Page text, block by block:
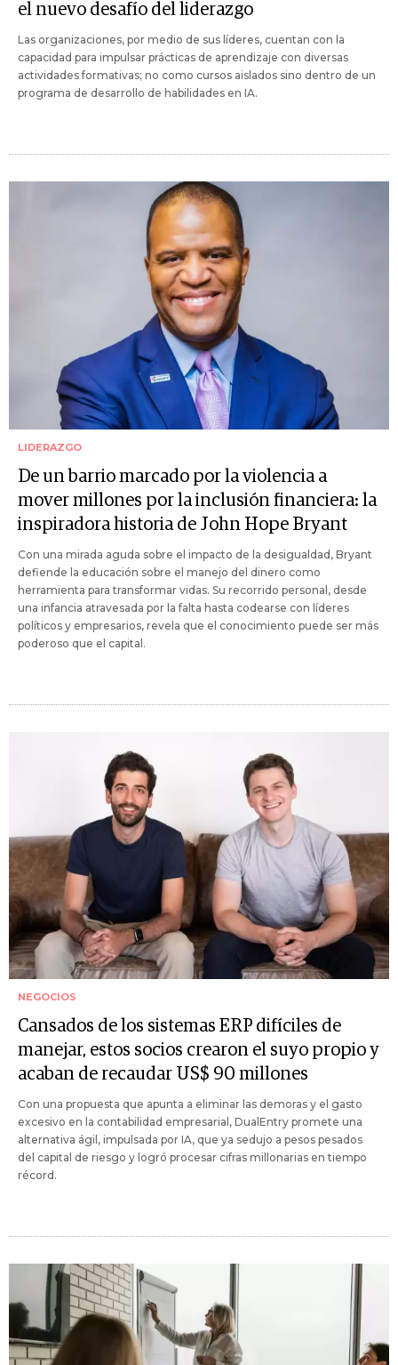
el nuevo desafío del liderazgo
Las organizaciones, por medio de sus líderes, cuentan con la
capacidad para impulsar prácticas de aprendizaje con diversas
actividades formativas; no como cursos aislados sino dentro de un
programa de desarrollo de habilidades en IA.
LIDERAZGO
De un barrio marcado por la violencia a
mover millones por la inclusión financiera: la
inspiradora historia de John Hope Bryant
Con una mirada aguda sobre el impacto de la desigualdad, Bryant
defiende la educación sobre el manejo del dinero como
herramienta para transformar vidas. Su recorrido personal, desde
una infancia atravesada por la falta hasta codearse con líderes
políticos y empresarios, revela que el conocimiento puede ser más
poderoso que el capital.
NEGOCIOS
Cansados de los sistemas ERP difíciles de
manejar, estos socios crearon el suyo propio y
acaban de recaudar US$ 90 millones
Con una propuesta que apunta a eliminar las demoras y el gasto
excesivo en la contabilidad empresarial, DualEntry promete una
alternativa ágil, impulsada por IA, que ya sedujo a pesos pesados
del capital de riesgo y logró procesar cifras millonarias en tiempo
récord.